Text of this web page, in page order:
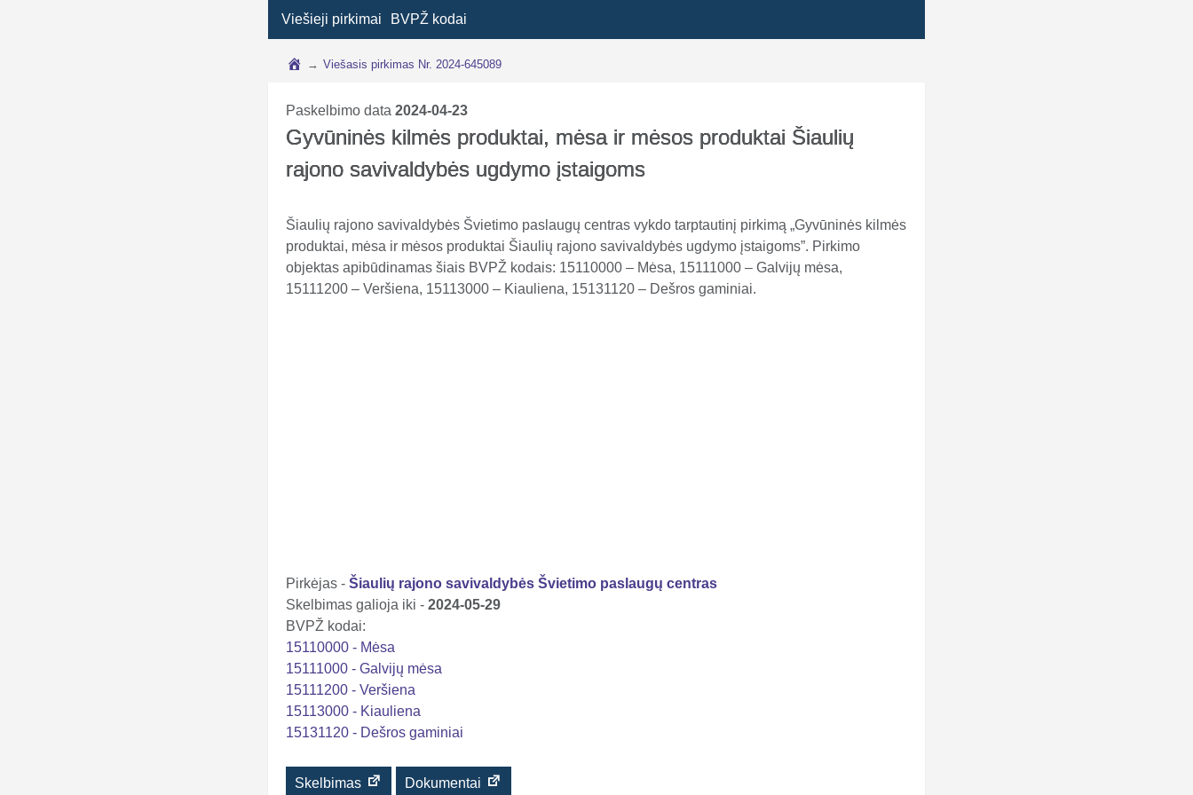
Viešieji pirkimai BVPŽ kodai
→ Viešasis pirkimas Nr. 2024-645089
Paskelbimo data2024-04-23
Gyvūninės kilmės produktai, mėsa ir mėsos produktai Šiaulių
rajono savivaldybės ugdymo įstaigoms
Šiaulių rajono savivaldybės Švietimo paslaugų centras vykdo tarptautinį pirkimą „Gyvūninės kilmės
produktai, mėsa ir mėsos produktai Šiaulių rajono savivaldybės ugdymo įstaigoms”. Pirkimo
objektas apibūdinamas šiais BVPŽ kodais: 15110000 – Mėsa, 15111000 – Galvijų mėsa,
15111200 – Veršiena, 15113000 – Kiauliena, 15131120 – Dešros gaminiai.
Pirkėjas -Šiaulių rajono savivaldybės Švietimo paslaugų centras
Skelbimas galioja iki -2024-05-29
BVPŽ kodai:
15110000 - Mėsa
15111000 - Galvijų mėsa
15111200 - Veršiena
15113000 - Kiauliena
15131120 - Dešros gaminiai
Skelbimas Dokumentai